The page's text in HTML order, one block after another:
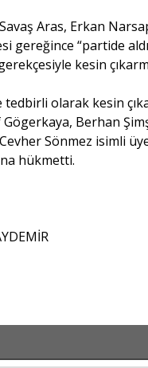
Aras, Erkan
gereğince “partide
kesin
tedbirli olarak kesin
Berhan
Sönmez isimli
hükmetti.